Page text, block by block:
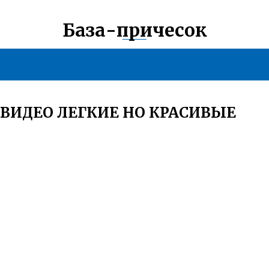
База-причесок
ЛЕГКИЕ НО КРАСИВЫЕ